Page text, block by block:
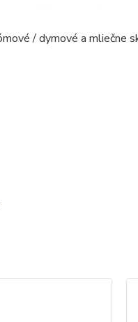
/ dymové a mliečne